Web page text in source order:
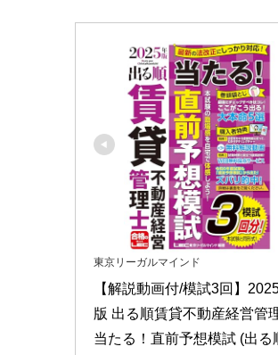
東京リーガルマインド
【解説動画付/模試3回】
版 出る順賃貸不動産経営管
当たる！直前予想模試 (出る